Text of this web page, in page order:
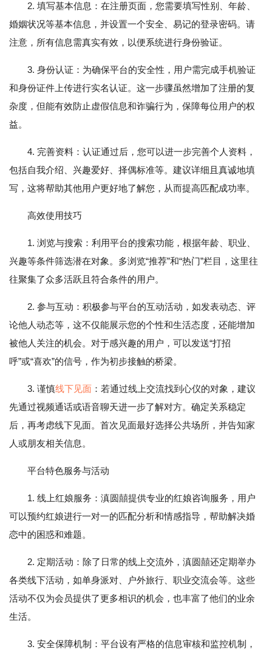
2. 填写基本信息：在注册页面，您需要填写性别、年龄、
婚姻状况等基本信息，并设置一个安全、易记的登录密码。请
注意，所有信息需真实有效，以便系统进行身份验证。
3. 身份认证：为确保平台的安全性，用户需完成手机验证
和身份证件上传进行实名认证。这一步骤虽然增加了注册的复
杂度，但能有效防止虚假信息和诈骗行为，保障每位用户的权
益。
4. 完善资料：认证通过后，您可以进一步完善个人资料，
包括自我介绍、兴趣爱好、择偶标准等。建议详细且真诚地填
写，这将帮助其他用户更好地了解您，从而提高匹配成功率。
高效使用技巧
1. 浏览与搜索：利用平台的搜索功能，根据年龄、职业、
兴趣等条件筛选潜在对象。多浏览“推荐”和“热门”栏目，这里往
往聚集了众多活跃且符合条件的用户。
2. 参与互动：积极参与平台的互动活动，如发表动态、评
论他人动态等，这不仅能展示您的个性和生活态度，还能增加
被他人关注的机会。对于感兴趣的用户，可以发送“打招
呼”或“喜欢”的信号，作为初步接触的桥梁。
3. 谨慎线下见面 ：若通过线上交流找到心仪的对象，建议
先通过视频通话或语音聊天进一步了解对方。确定关系稳定
后，再考虑线下见面。首次见面最好选择公共场所，并告知家
人或朋友相关信息。
平台特色服务与活动
1. 线上红娘服务：滇圆囍提供专业的红娘咨询服务，用户
可以预约红娘进行一对一的匹配分析和情感指导，帮助解决婚
恋中的困惑和难题。
2. 定期活动：除了日常的线上交流外，滇圆囍还定期举办
各类线下活动，如单身派对、户外旅行、职业交流会等。这些
活动不仅为会员提供了更多相识的机会，也丰富了他们的业余
生活。
3. 安全保障机制：平台设有严格的信息审核和监控机制，